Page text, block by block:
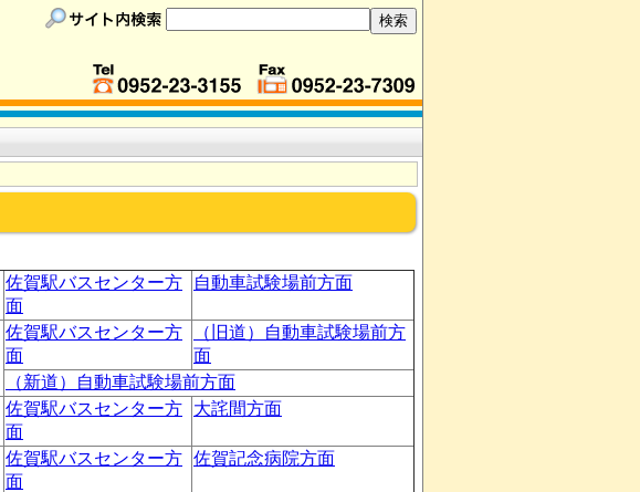
佐賀駅バスセンター方
面
自動車試験場前方面
佐賀駅バスセンター方
面
（旧道）自動車試験場前方
面
（新道）自動車試験場前方面
佐賀駅バスセンター方
面
大詫間方面
佐賀駅バスセンター方
面
佐賀記念病院方面